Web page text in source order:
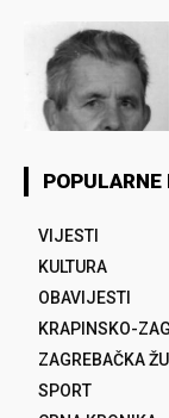
POPULARNE
VIJESTI
KULTURA
OBAVIJESTI
KRAPINSKO-
ZAGREBAČKA
SPORT